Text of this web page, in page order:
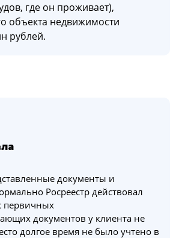
где он проживает),
объекта недвижимости
рублей.
документы и
Росреестр действовал
первичных
документов у клиента не
долгое время не было учтено в